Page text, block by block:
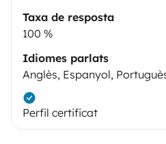
Taxa de resposta
100 %
Idiomes parlats
Anglès, Espanyol,
Perfil certificat